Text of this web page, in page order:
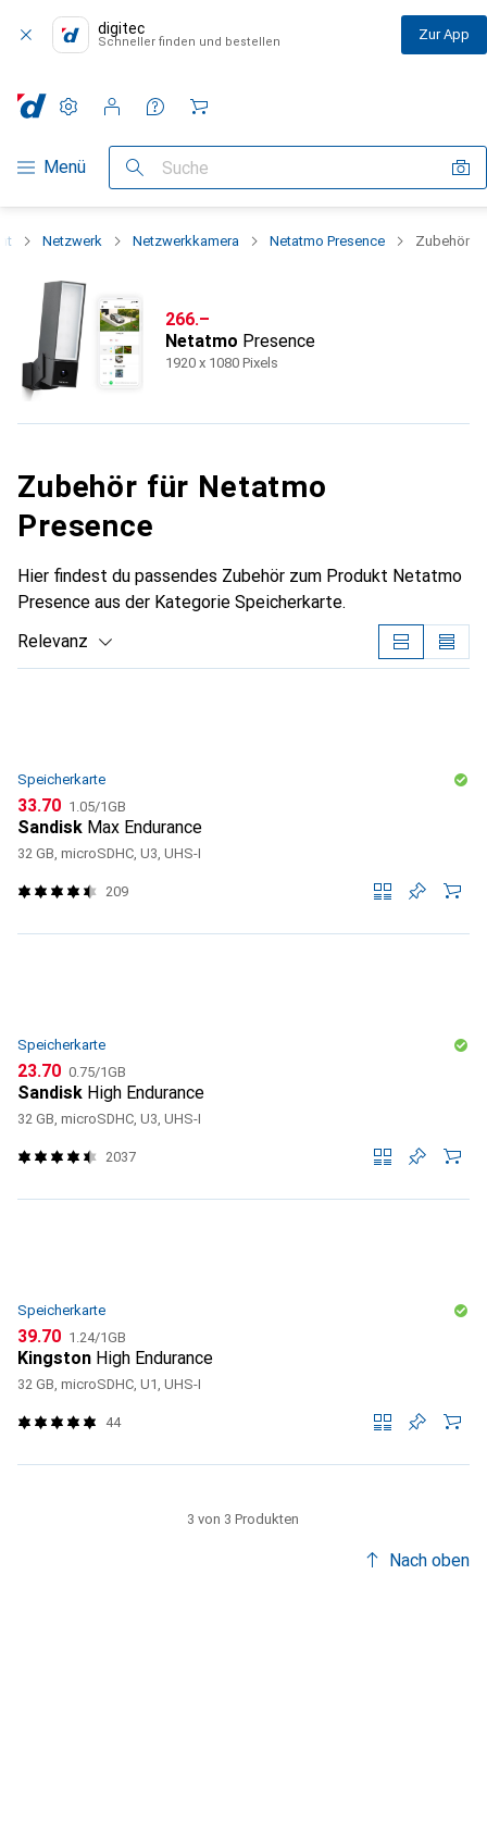
digitec
Schneller finden und bestellen Zur App
Navigation nach Kategorien
Menü Suche
Einstellungen
Kundenkonto
Vergleichslisten
Merklisten
Warenkorb
Netzwerk Netzwerkkamera Netatmo Presence Zubehör
CHF
266.–
Netatmo Presence
1920 x 1080 Pixels
Zubehör für Netatmo
Presence
Hier findest du passendes Zubehör zum Produkt Netatmo
Presence aus der Kategorie Speicherkarte.
Relevanz
Speicherkarte
CHF
33.70 CHF
1.05/1GB
Sandisk Max Endurance
32 GB, microSDHC, U3, UHS-I
209
Speicherkarte
CHF
23.70 CHF
0.75/1GB
Sandisk High Endurance
32 GB, microSDHC, U3, UHS-I
2037
Speicherkarte
CHF
39.70 CHF
1.24/1GB
Kingston High Endurance
32 GB, microSDHC, U1, UHS-I
44
3 von 3 Produkten
Nach oben